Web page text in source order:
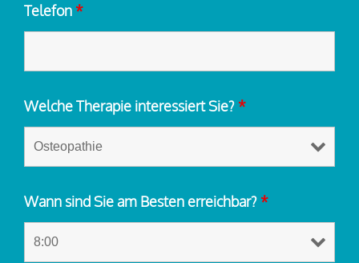
Telefon *
Welche Therapie interessiert Sie? *
Wann sind Sie am Besten erreichbar? *